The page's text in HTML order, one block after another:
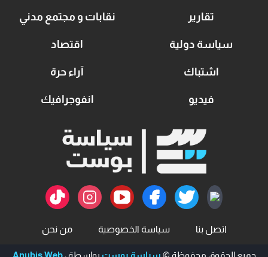
تقارير نقابات و مجتمع مدني
سياسة دولية اقتصاد
اشتباك آراء حرة
فيديو انفوجرافيك
اتصل بنا سياسة الخصوصية من نحن